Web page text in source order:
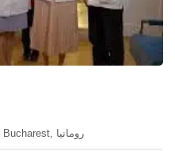
Intrarea Tudor Ștefan 38-40, 011658, Bucharest, رومانيا